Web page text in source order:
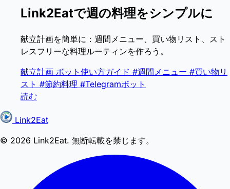
Link2Eatで週の料理をシンプルに
献立計画を簡単に：週間メニュー、買い物リスト、スト
レスフリーな料理ルーティンを作ろう。
献立計画 ボット使い方ガイド #週間メニュー #買い物リ
スト #節約料理 #Telegramボット
読む
Link2Eat
© 2026 Link2Eat. 無断転載を禁じます。